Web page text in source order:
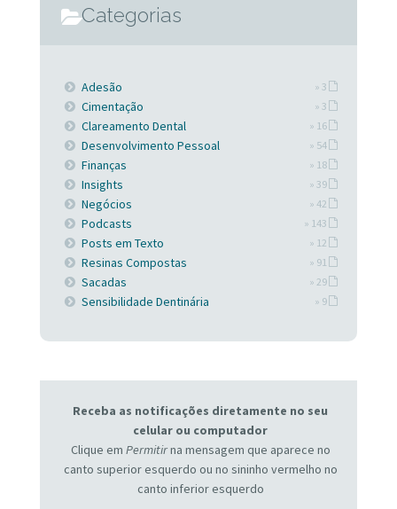
Categorias
Adesão » 3
Cimentação » 3
Clareamento Dental » 16
Desenvolvimento Pessoal » 54
Finanças » 18
Insights » 39
Negócios » 42
Podcasts » 143
Posts em Texto » 12
Resinas Compostas » 91
Sacadas » 29
Sensibilidade Dentinária » 9
Receba as notificações diretamente no seu
celular ou computador
Clique em Permitirna mensagem que aparece no
canto superior esquerdo ou no sininho vermelho no
canto inferior esquerdo